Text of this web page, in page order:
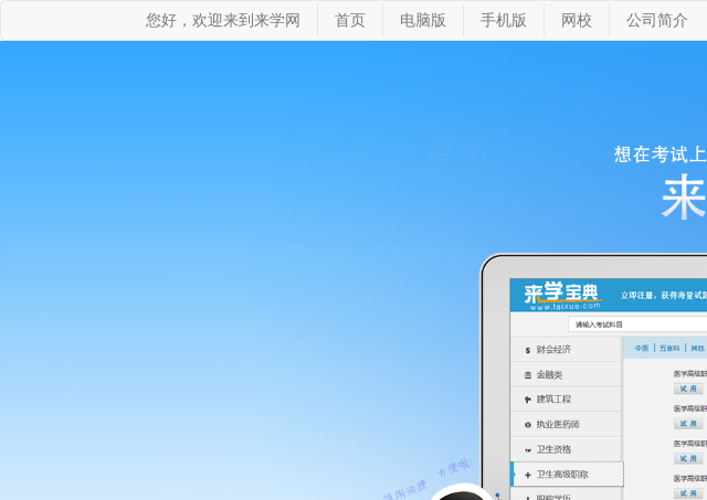
您好，欢迎来到来学网 首页 电脑版 手机版 网校 公司简介